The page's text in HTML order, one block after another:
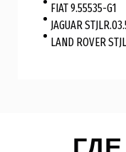
FIAT 9.55535-G1
JAGUAR
LAND ROVER